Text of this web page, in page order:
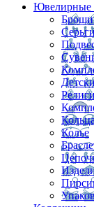
Ювелирные
Броши
Колье